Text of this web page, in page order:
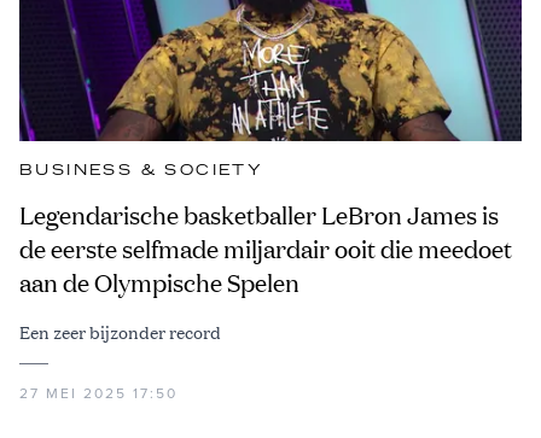
BUSINESS & SOCIETY
Legendarische basketballer LeBron James is
de eerste selfmade miljardair ooit die meedoet
aan de Olympische Spelen
Een zeer bijzonder record
27 MEI 2025 17:50